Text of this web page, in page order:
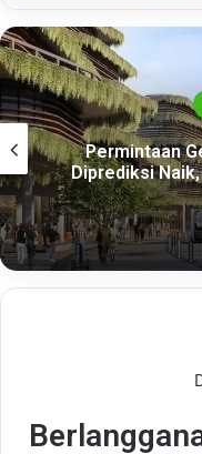
Permintaan
Diprediksi